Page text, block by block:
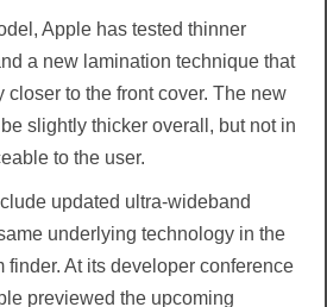
Apple has tested thinner
a new lamination technique that
closer to the front cover. The new
slightly thicker overall, but not in
to the user.
updated ultra-wideband
underlying technology in the
finder. At its developer conference
previewed the upcoming